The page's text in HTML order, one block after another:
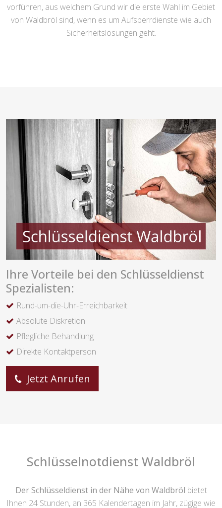
vorführen, aus welchem Grund wir die erste Wahl im Gebiet
von Waldbröl sind, wenn es um Aufsperrdienste wie auch
Sicherheitslösungen geht.
Ihre Vorteile bei den Schlüsseldienst
Spezialisten:
Rund-um-die-Uhr-Erreichbarkeit
Absolute Diskretion
Pflegliche Behandlung
Direkte Kontaktperson
Jetzt Anrufen
Schlüsselnotdienst Waldbröl
Der Schlüsseldienst in der Nähe von Waldbröl bietet
Ihnen 24 Stunden, an 365 Kalendertagen im Jahr, zügige wie